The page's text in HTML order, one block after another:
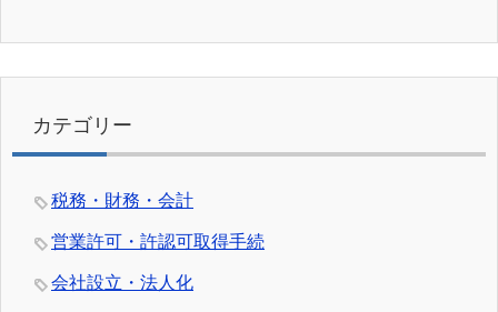
カテゴリー
税務・財務・会計
営業許可・許認可取得手続
会社設立・法人化